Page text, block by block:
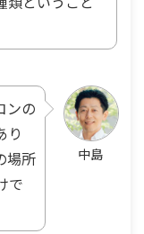
中島
ンの
り
場所
で